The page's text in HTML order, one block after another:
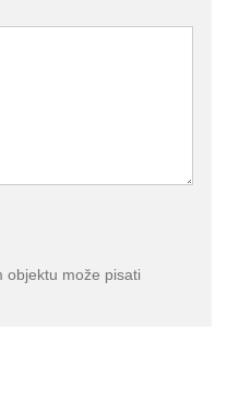
objektu može pisati